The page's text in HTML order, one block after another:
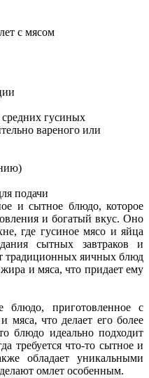
гусиных
вареного или
подачи
и сытное блюдо, которое
и богатый вкус. Оно
где гусиное мясо и яйца
сытных завтраков и
традиционных яичных блюд
и мяса, что придает ему
приготовленное с
мяса, что делает его более
блюдо идеально подходит
требуется что-то сытное и
обладает уникальными
омлет особенным.